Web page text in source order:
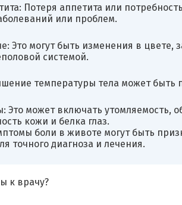
Потеря аппетита или
или проблем.
Это могут быть изменения в цвете,
системой.
температуры тела может быть
Это может включать утомляемость,
кожи и белка глаз.
боли в животе могут быть
точного диагноза и лечения.
к врачу?